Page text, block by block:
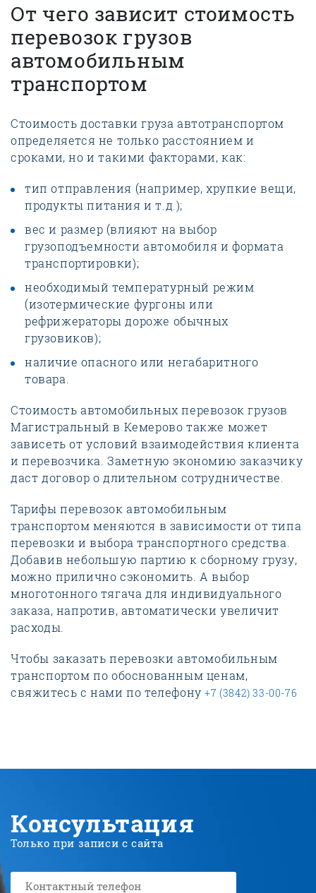
От чего зависит стоимость
перевозок грузов
автомобильным
транспортом
Стоимость доставки груза автотранспортом
определяется не только расстоянием и
сроками, но и такими факторами, как:
тип отправления (например, хрупкие вещи,
продукты питания и т.д.);
вес и размер (влияют на выбор
грузоподъемности автомобиля и формата
транспортировки);
необходимый температурный режим
(изотермические фургоны или
рефрижераторы дороже обычных
грузовиков);
наличие опасного или негабаритного
товара.
Стоимость автомобильных перевозок грузов
Магистральный в Кемерово также может
зависеть от условий взаимодействия клиента
и перевозчика. Заметную экономию заказчику
даст договор о длительном сотрудничестве.
Тарифы перевозок автомобильным
транспортом меняются в зависимости от типа
перевозки и выбора транспортного средства.
Добавив небольшую партию к сборному грузу,
можно прилично сэкономить. А выбор
многотонного тягача для индивидуального
заказа, напротив, автоматически увеличит
расходы.
Чтобы заказать перевозки автомобильным
транспортом по обоснованным ценам,
свяжитесь с нами по телефону+7 (3842) 33-00-76
Консультация
Только при записи с сайта